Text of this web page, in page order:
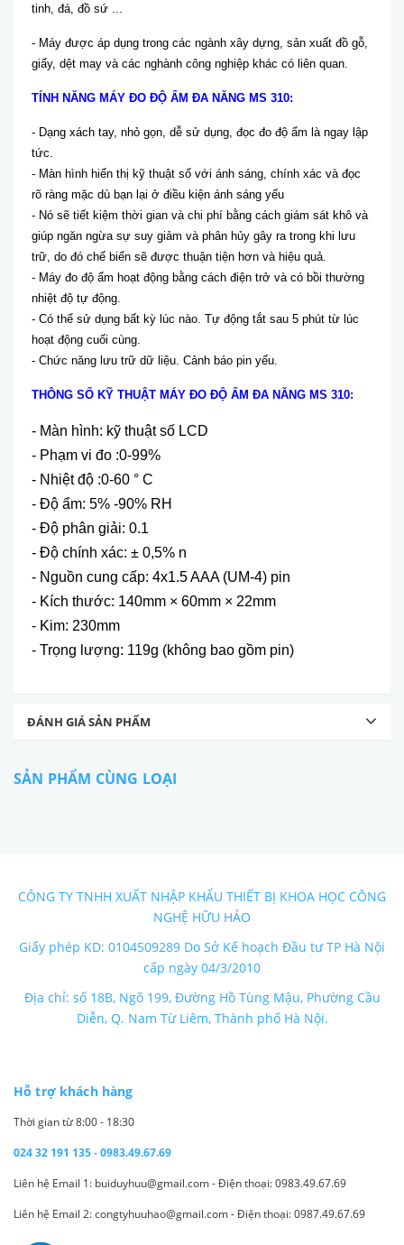
tinh, đá, đồ sứ ...
- Máy được áp dụng trong các ngành xây dựng, sản xuất đồ gỗ,
giấy, dệt may và các nghành công nghiệp khác có liên quan.
TÍNH NĂNG MÁY ĐO ĐỘ ẨM ĐA NĂNG MS 310:
- Dạng xách tay, nhỏ gọn, dễ sử dụng, đọc đo độ ẩm là ngay lập
tức.
- Màn hình hiển thị kỹ thuật số với ánh sáng, chính xác và đọc
rõ ràng mặc dù bạn lại ở điều kiện ánh sáng yếu
- Nó sẽ tiết kiệm thời gian và chi phí bằng cách giám sát khô và
giúp ngăn ngừa sự suy giảm và phân hủy gây ra trong khi lưu
trữ, do đó chế biến sẽ được thuận tiện hơn và hiệu quả.
- Máy đo độ ẩm hoạt động bằng cách điện trở và có bồi thường
nhiệt độ tự động.
- Có thể sử dụng bất kỳ lúc nào. Tự động tắt sau 5 phút từ lúc
hoạt động cuối cùng.
- Chức năng lưu trữ dữ liệu. Cảnh báo pin yếu.
THÔNG SỐ KỸ THUẬT MÁY ĐO ĐỘ ẨM ĐA NĂNG MS 310:
- Màn hình: kỹ thuật số LCD
- Phạm vi đo :0-99%
- Nhiệt độ :0-60 ° C
- Độ ẩm: 5% -90% RH
- Độ phân giải: 0.1
- Độ chính xác: ± 0,5% n
- Nguồn cung cấp: 4x1.5 AAA (UM-4) pin
- Kích thước: 140mm × 60mm × 22mm
- Kim: 230mm
- Trọng lượng: 119g (không bao gồm pin)
ĐÁNH GIÁ SẢN PHẨM
SẢN PHẨM CÙNG LOẠI
CÔNG TY TNHH XUẤT NHẬP KHẨU THIẾT BỊ KHOA HỌC CÔNG
NGHỆ HỮU HẢO
Giấy phép KD: 0104509289 Do Sở Kế hoạch Đầu tư TP Hà Nội
cấp ngày 04/3/2010
Địa chỉ: số 18B, Ngõ 199, Đường Hồ Tùng Mậu, Phường Cầu
Diễn, Q. Nam Từ Liêm, Thành phố Hà Nội.
Hỗ trợ khách hàng
Thời gian từ 8:00 - 18:30
024 32 191 135 - 0983.49.67.69
Liên hệ Email 1: buiduyhuu@gmail.com - Điện thoại: 0983.49.67.69
Liên hệ Email 2: congtyhuuhao@gmail.com - Điện thoại: 0987.49.67.69